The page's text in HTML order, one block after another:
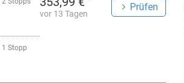
1 Stopp
vor 13 Tagen
Prüfen